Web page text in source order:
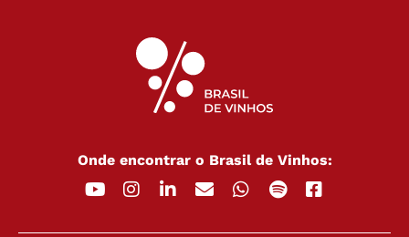
Onde encontrar o Brasil de Vinhos: